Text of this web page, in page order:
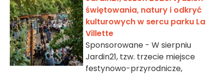
świętowania, natury i odkryć
kulturowych w sercu parku La
Villette
Sponsorowane - W sierpniu
Jardin21, tzw. trzecie miejsce
festynowo-przyrodnicze,